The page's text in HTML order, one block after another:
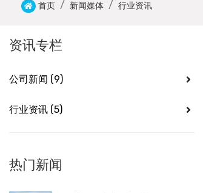
首页 新闻媒体 行业资讯
资讯专栏
公司新闻 (9)
行业资讯 (5)
热门新闻